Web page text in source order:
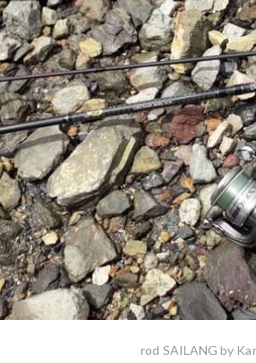
rod SAILANG by